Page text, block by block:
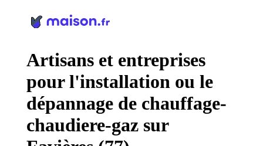
Artisans et entreprises
pour l'installation ou le
dépannage de chauffage-
chaudiere-gaz sur